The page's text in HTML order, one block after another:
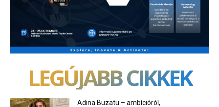
LEGÚJABB CIKKEK
Adina Buzatu – ambícióról,